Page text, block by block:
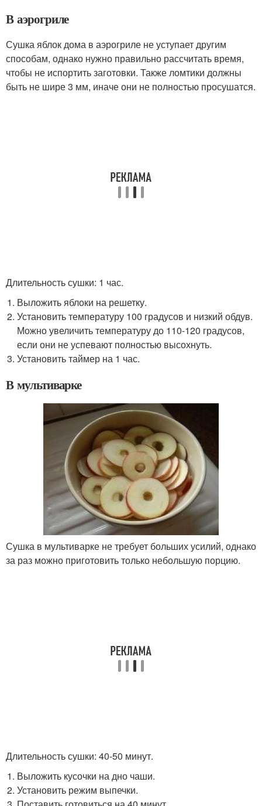
В аэрогриле
Сушка яблок дома в аэрогриле не уступает другим
способам, однако нужно правильно рассчитать время,
чтобы не испортить заготовки. Также ломтики должны
быть не шире 3 мм, иначе они не полностью просушатся.
Длительность сушки: 1 час.
Выложить яблоки на решетку.
Установить температуру 100 градусов и низкий обдув.
Можно увеличить температуру до 110-120 градусов,
если они не успевают полностью высохнуть.
Установить таймер на 1 час.
В мультиварке
Сушка в мультиварке не требует больших усилий, однако
за раз можно приготовить только небольшую порцию.
Длительность сушки: 40-50 минут.
Выложить кусочки на дно чаши.
Установить режим выпечки.